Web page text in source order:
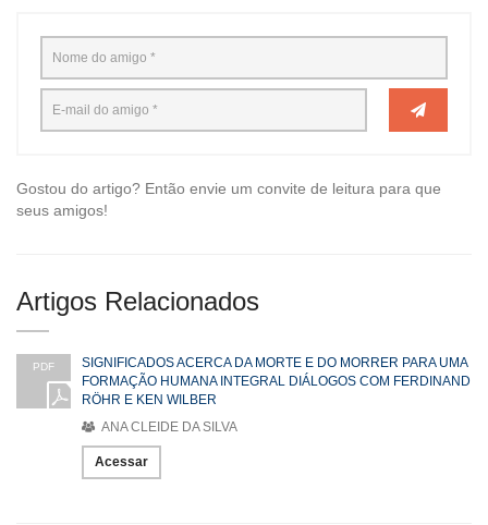
Gostou do artigo? Então envie um convite de leitura para que
seus amigos!
Artigos Relacionados
PDF
SIGNIFICADOS ACERCA DA MORTE E DO MORRER PARA UMA
FORMAÇÃO HUMANA INTEGRAL DIÁLOGOS COM FERDINAND
RÖHR E KEN WILBER
ANA CLEIDE DA SILVA
Acessar